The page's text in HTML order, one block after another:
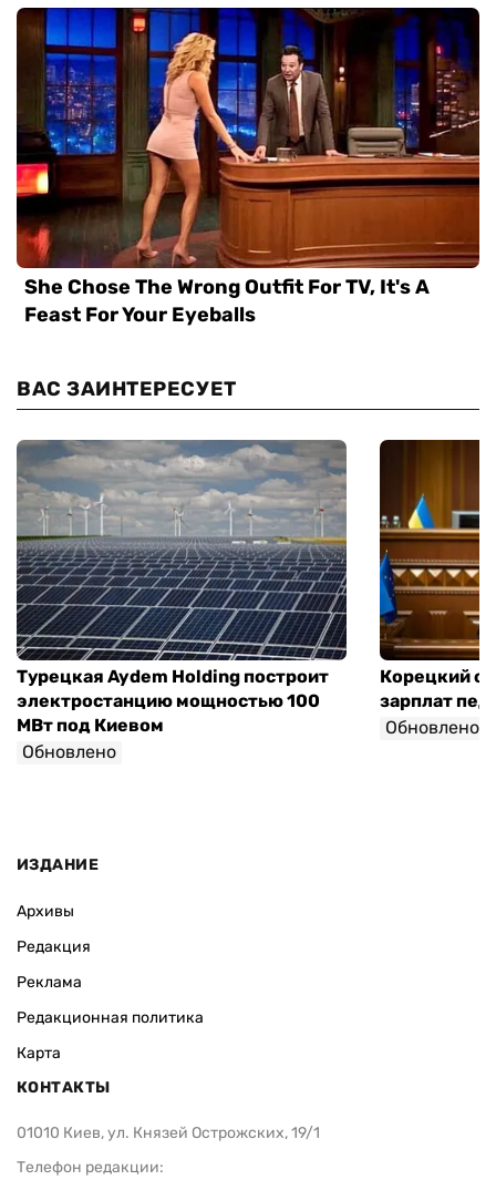
ВАС ЗАИНТЕРЕСУЕТ
Турецкая Aydem Holding построит
электростанцию мощностью 100
МВт под Киевом
Обновлено
Корецкий
зарплат
Обновлено
ИЗДАНИЕ
Архивы
Редакция
Реклама
Редакционная политика
Карта
КОНТАКТЫ
01010 Киев, ул. Князей Острожских, 19/1
Телефон редакции: